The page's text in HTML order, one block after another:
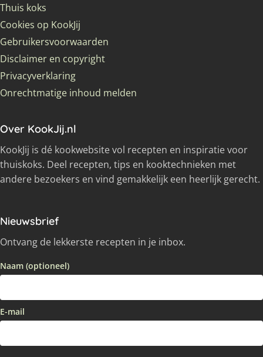
Thuis koks
Cookies op KookJij
Gebruikersvoorwaarden
Disclaimer en copyright
Privacyverklaring
Onrechtmatige inhoud melden
Over KookJij.nl
KookJij is dé kookwebsite vol recepten en inspiratie voor
thuiskoks. Deel recepten, tips en kooktechnieken met
andere bezoekers en vind gemakkelijk een heerlijk gerecht.
Nieuwsbrief
Ontvang de lekkerste recepten in je inbox.
Naam (optioneel)
E-mail